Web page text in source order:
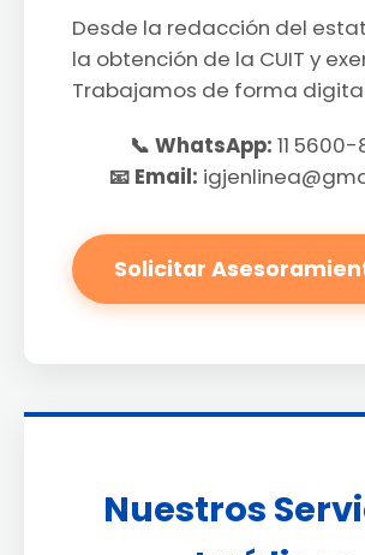
Desde la redacción del
la obtención de la CUIT y
Trabajamos de forma
📞 WhatsApp: 11
📧 Email:
Solicitar
Nuestros